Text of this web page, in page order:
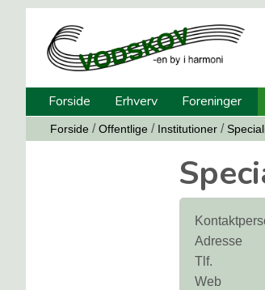
Forside Erhverv Foreninger
Forside / Offentlige / Institutioner /
Adresse
Tlf.
Web